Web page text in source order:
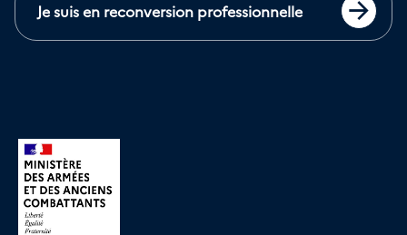
Je suis en reconversion professionnelle